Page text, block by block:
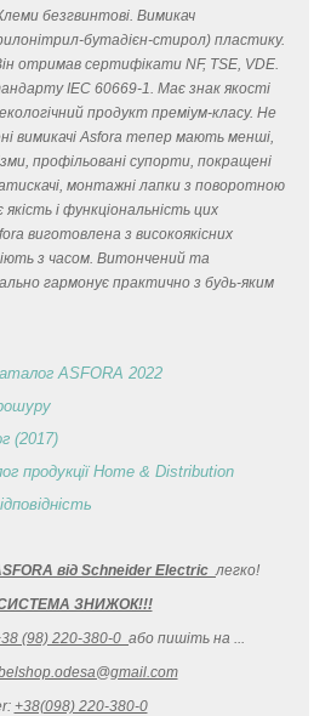
безгвинтові. Вимикач
бутадієн-стирол) пластику.
отримав сертифікати NF, TSE, VDE.
IEC 60669-1. Має знак якості
продукт преміум-класу. Не
вимикачі Asfora тепер мають менші,
профільовані супорти, покращені
монтажні лапки з поворотною
і функціональність цих
виготовлена з високоякісних
з часом. Витончений та
гармонує практично з будь-яким
ASFORA 2022
(2017)
продукції Home & Distribution
від Schneider Electric легко!
ЗНИЖОК!!!
(98) 220-380-0 або пишіть на ...
+38(098) 220-380-0